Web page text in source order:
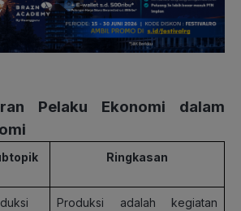
Pelaku Ekonomi dalam
Ringkasan
Produksi adalah kegiatan